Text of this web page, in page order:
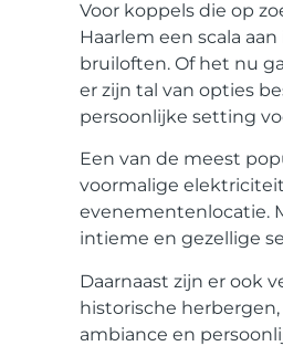
Voor koppels die op
Haarlem een scala
bruiloften. Of het nu
er zijn tal van opties
persoonlijke setting
Een van de meest
voormalige
evenementenlocatie.
intieme en gezellige
Daarnaast zijn er ook
historische
ambiance en